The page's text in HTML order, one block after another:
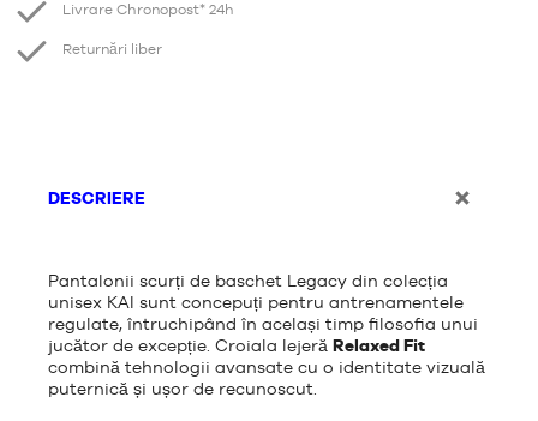
Livrare Chronopost* 24h
Returnări liber
DESCRIERE
Pantalonii scurți de baschet Legacy din colecția
unisex KAI sunt concepuți pentru antrenamentele
regulate, întruchipând în același timp filosofia unui
jucător de excepție. Croiala lejeră Relaxed Fit
combină tehnologii avansate cu o identitate vizuală
puternică și ușor de recunoscut.